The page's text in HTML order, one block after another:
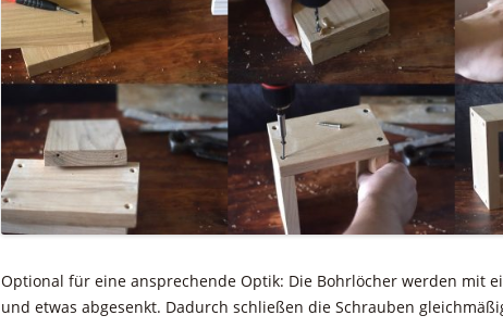
Optional für eine ansprechende Optik: Die Bohrlöcher werden mit
und etwas abgesenkt. Dadurch schließen die Schrauben